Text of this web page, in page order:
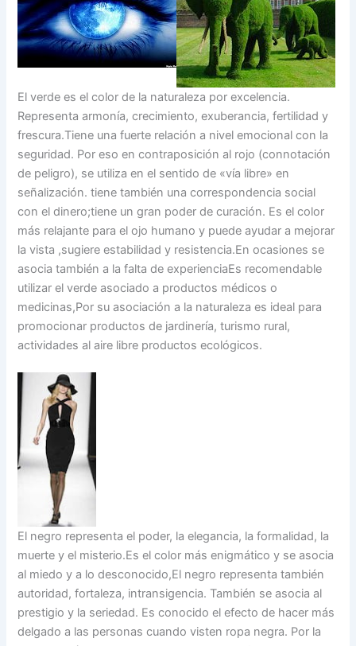
El verde es el color de la naturaleza por excelencia.
Representa armonía, crecimiento, exuberancia, fertilidad y
frescura.Tiene una fuerte relación a nivel emocional con la
seguridad. Por eso en contraposición al rojo (connotación
de peligro), se utiliza en el sentido de «vía libre» en
señalización. tiene también una correspondencia social
con el dinero;tiene un gran poder de curación. Es el color
más relajante para el ojo humano y puede ayudar a mejorar
la vista ,sugiere estabilidad y resistencia.En ocasiones se
asocia también a la falta de experienciaEs recomendable
utilizar el verde asociado a productos médicos o
medicinas,Por su asociación a la naturaleza es ideal para
promocionar productos de jardinería, turismo rural,
actividades al aire libre productos ecológicos.
El negro representa el poder, la elegancia, la formalidad, la
muerte y el misterio.Es el color más enigmático y se asocia
al miedo y a lo desconocido,El negro representa también
autoridad, fortaleza, intransigencia. También se asocia al
prestigio y la seriedad. Es conocido el efecto de hacer más
delgado a las personas cuando visten ropa negra. Por la